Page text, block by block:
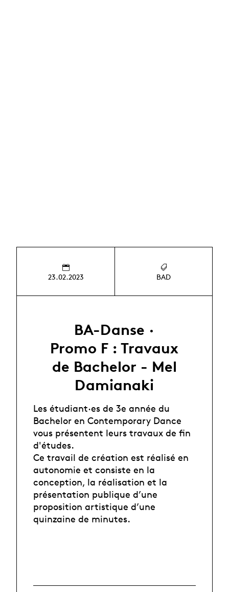
23.02.2023 BAD
BA-Danse ·
Promo F : Travaux
de Bachelor - Mel
Damianaki
Les étudiant·es de 3e année du
Bachelor en Contemporary Dance
vous présentent leurs travaux de fin
d'études.
Ce travail de création est réalisé en
autonomie et consiste en la
conception, la réalisation et la
présentation publique d’une
proposition artistique d’une
quinzaine de minutes.